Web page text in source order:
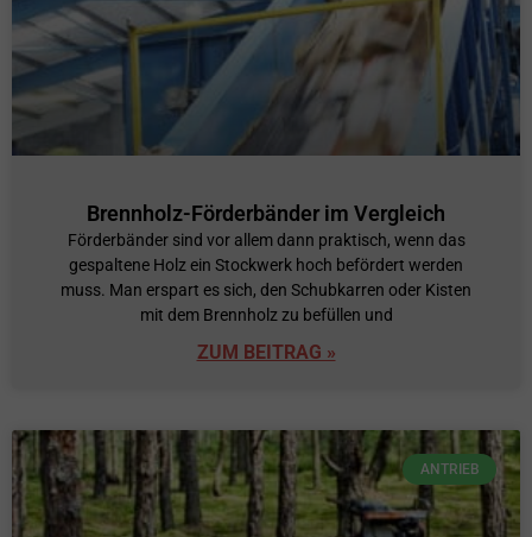
Brennholz-Förderbänder im Vergleich
Förderbänder sind vor allem dann praktisch, wenn das
gespaltene Holz ein Stockwerk hoch befördert werden
muss. Man erspart es sich, den Schubkarren oder Kisten
mit dem Brennholz zu befüllen und
ZUM BEITRAG »
ANTRIEB